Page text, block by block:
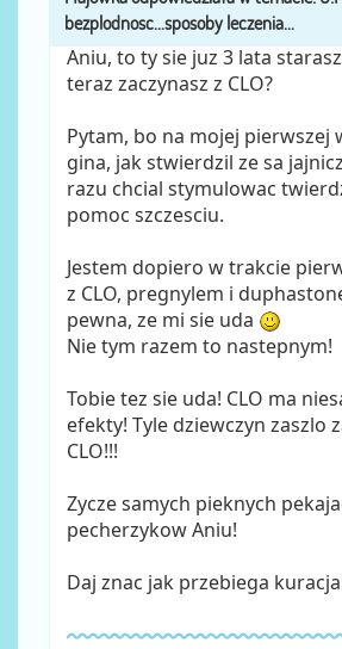
Aniu, to ty sie juz 3 lata
teraz zaczynasz z CLO?
Pytam, bo na mojej pierwszej
gina, jak stwierdzil ze sa
razu chcial stymulowac
pomoc szczesciu.
Jestem dopiero w trakcie
z CLO, pregnylem i
pewna, ze mi sie uda
Nie tym razem to nastepnym!
Tobie tez sie uda! CLO ma
efekty! Tyle dziewczyn zaszlo
CLO!!!
Zycze samych pieknych
pecherzykow Aniu!
Daj znac jak przebiega